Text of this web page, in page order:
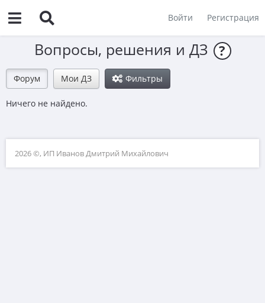
Войти Регистрация
Вопросы, решения и ДЗ ?
Форум Мои ДЗ Фильтры
Ничего не найдено.
2026 ©, ИП Иванов Дмитрий Михайлович